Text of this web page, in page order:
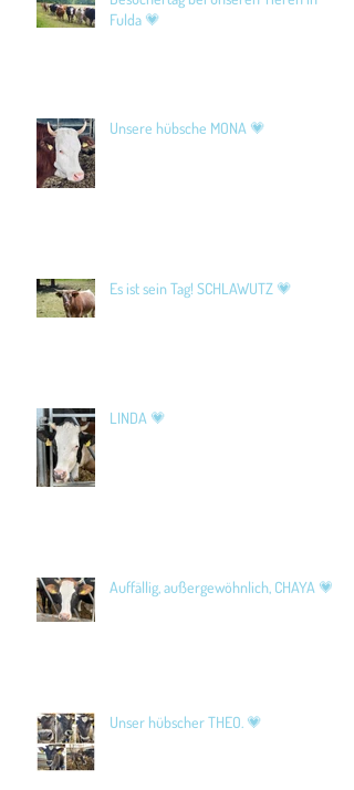
Fulda 💗
Unsere hübsche MONA 💗
Es ist sein Tag! SCHLAWUTZ 💗
LINDA 💗
Auffällig, außergewöhnlich, CHAYA 💗
Unser hübscher THEO. 💗